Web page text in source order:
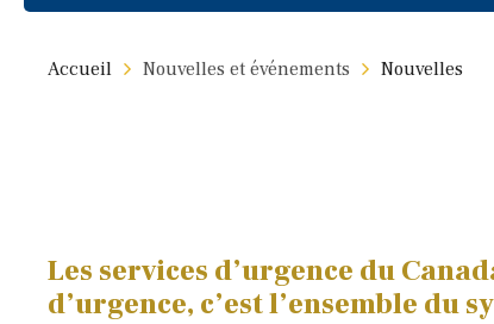
Accueil Nouvelles et événements Nouvelles
Les services d’urgence du
d’urgence, c’est l’ensemble du